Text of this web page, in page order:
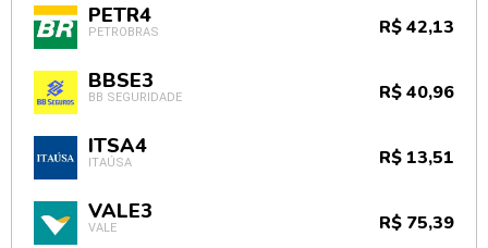
PETR4
PETROBRAS R$ 42,13
BBSE3
BB SEGURIDADE R$ 40,96
ITSA4
ITAÚSA R$ 13,51
VALE3
VALE R$ 75,39